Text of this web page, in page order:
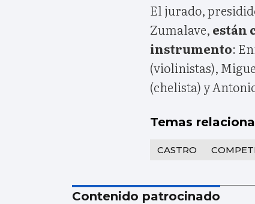
El jurado,
Zumalave, están
instrumento:
(violinistas),
(chelista) y
Temas
CASTRO
Contenido patrocinado